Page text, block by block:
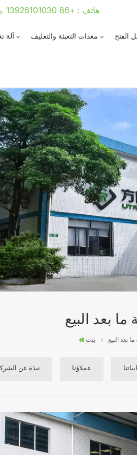
هاتف : +86 13926101030
آلة معدات التعبئة والتغليف الفتح
بعد البيع
بيت بعد البيع
نبذة عن عملاؤنا